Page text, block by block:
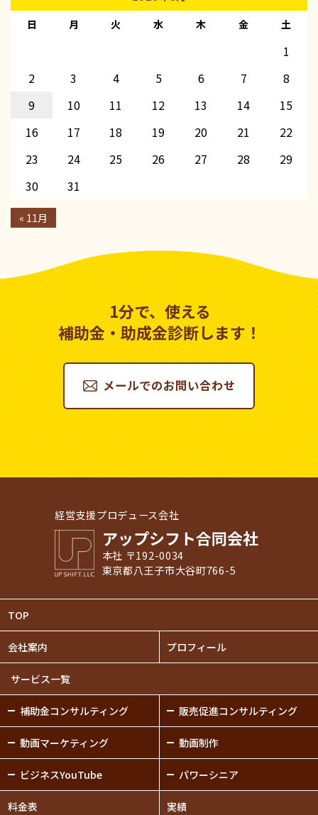
日
月 火 水 木 金 土
1
2
3 4 5 6 7
8
9
10 11 12 13 14
15
16
17 18 19 20 21
22
23
24 25 26 27 28
29
30
31
« 11月
1分で、使える
補助金・助成金診断します！
メールでのお問い合わせ
経営支援プロデュース会社
アップシフト合同会社
本社 〒192-0034
東京都八王子市大谷町766-5
TOP
会社案内 プロフィール
サービス一覧
補助金コンサルティング 販売促進コンサルティング
動画マーケティング 動画制作
ビジネスYouTube パワーシニア
料金表 実績